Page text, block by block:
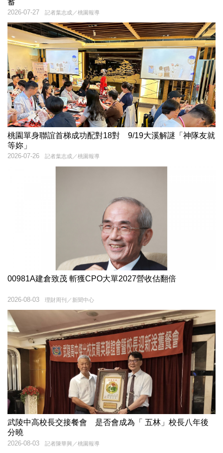
記者葉志成／桃園報導
2026-07-27
桃園單身聯誼首梯成功配對18對 9/19大溪解謎「神隊友就
等妳」
記者葉志成／桃園報導
2026-07-26
00981A建倉致茂 斬獲CPO大單2027營收估翻倍
理財周刊／新聞中心
2026-08-03
武陵中高校長交接餐會 是否會成為「 五林」校長八年後
分曉
記者陳華興／桃園報導
2026-08-03